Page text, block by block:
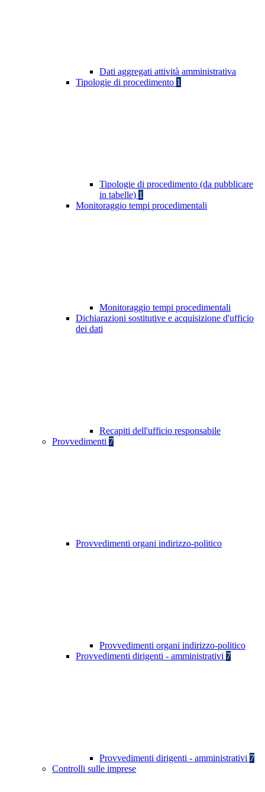
Dati aggregati attività amministrativa
Tipologie di procedimento 1
Tipologie di procedimento (da pubblicare
in tabelle) 1
Monitoraggio tempi procedimentali
Monitoraggio tempi procedimentali
Dichiarazioni sostitutive e acquisizione d'ufficio
dei dati
Recapiti dell'ufficio responsabile
Provvedimenti 7
Provvedimenti organi indirizzo-politico
Provvedimenti organi indirizzo-politico
Provvedimenti dirigenti - amministrativi 7
Provvedimenti dirigenti - amministrativi 7
Controlli sulle imprese